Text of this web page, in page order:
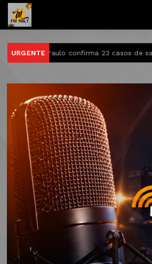
URGENTE
23 casos de sarampo; 16 não se